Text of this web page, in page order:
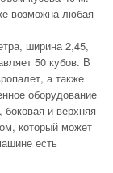
возможна любая
ширина 2,45,
50 кубов. В
а также
оборудование
и верхняя
который может
есть